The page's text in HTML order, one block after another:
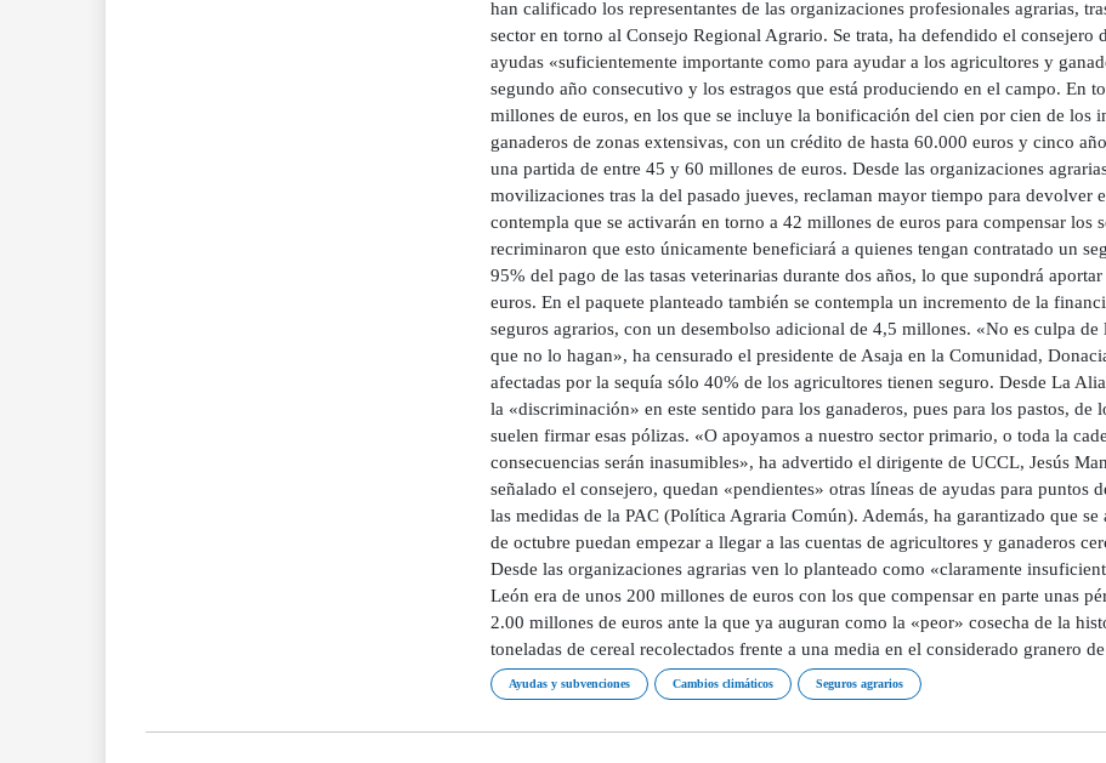
han calificado los representantes de las organizaciones profesionales agrarias,
sector en torno al Consejo Regional Agrario. Se trata, ha defendido el consejero
ayudas «suficientemente importante como para ayudar a los agricultores y
segundo año consecutivo y los estragos que está produciendo en el campo. En
millones de euros, en los que se incluye la bonificación del cien por cien de los
ganaderos de zonas extensivas, con un crédito de hasta 60.000 euros y cinco
una partida de entre 45 y 60 millones de euros. Desde las organizaciones
movilizaciones tras la del pasado jueves, reclaman mayor tiempo para devolver
contempla que se activarán en torno a 42 millones de euros para compensar los
recriminaron que esto únicamente beneficiará a quienes tengan contratado un
95% del pago de las tasas veterinarias durante dos años, lo que supondrá
euros. En el paquete planteado también se contempla un incremento de la
seguros agrarios, con un desembolso adicional de 4,5 millones. «No es culpa
que no lo hagan», ha censurado el presidente de Asaja en la Comunidad,
afectadas por la sequía sólo 40% de los agricultores tienen seguro. Desde La
la «discriminación» en este sentido para los ganaderos, pues para los pastos, de
suelen firmar esas pólizas. «O apoyamos a nuestro sector primario, o toda la
consecuencias serán inasumibles», ha advertido el dirigente de UCCL, Jesús
señalado el consejero, quedan «pendientes» otras líneas de ayudas para
las medidas de la PAC (Política Agraria Común). Además, ha garantizado que
de octubre puedan empezar a llegar a las cuentas de agricultores y ganaderos
Desde las organizaciones agrarias ven lo planteado como «claramente
León era de unos 200 millones de euros con los que compensar en parte unas
2.00 millones de euros ante la que ya auguran como la «peor» cosecha de la
toneladas de cereal recolectados frente a una media en el considerado granero
Ayudas y subvenciones Cambios climáticos Seguros agrarios